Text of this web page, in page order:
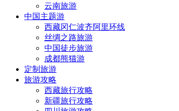
云南旅游
中国主题游
西藏冈仁波齐阿里环线
丝绸之路旅游
中国徒步旅游
成都熊猫游
定制旅游
旅游攻略
西藏旅行攻略
新疆旅行攻略